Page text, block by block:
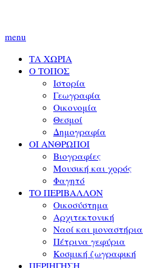
menu
ΤΑ ΧΩΡΙΑ
Ο ΤΟΠΟΣ
Ιστορία
Γεωγραφία
Οικονομία
Θεσμοί
Δημογραφία
ΟΙ ΑΝΘΡΩΠΟΙ
Βιογραφίες
Μουσική και χορός
Φαγητό
ΤΟ ΠΕΡΙΒΑΛΛΟΝ
Οικοσύστημα
Αρχιτεκτονική
Ναοί και μοναστήρια
Πέτρινα γεφύρια
Κοσμική ζωγραφική
ΠΕΡΙΗΓΗΣΗ